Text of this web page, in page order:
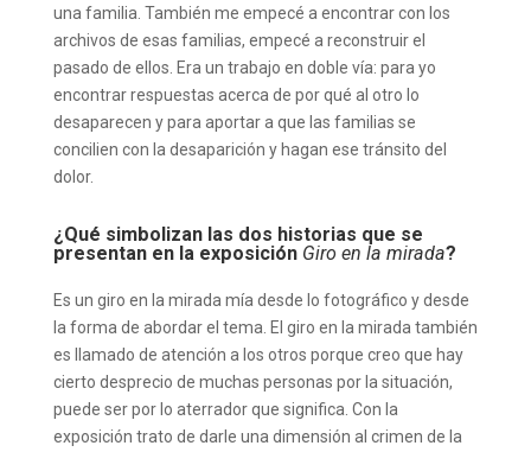
una familia. También me empecé a encontrar con los
archivos de esas familias, empecé a reconstruir el
pasado de ellos. Era un trabajo en doble vía: para yo
encontrar respuestas acerca de por qué al otro lo
desaparecen y para aportar a que las familias se
concilien con la desaparición y hagan ese tránsito del
dolor.
¿Qué simbolizan las dos historias que se
presentan en la exposición Giro en la mirada?
Es un giro en la mirada mía desde lo fotográfico y desde
la forma de abordar el tema. El giro en la mirada también
es llamado de atención a los otros porque creo que hay
cierto desprecio de muchas personas por la situación,
puede ser por lo aterrador que significa. Con la
exposición trato de darle una dimensión al crimen de la